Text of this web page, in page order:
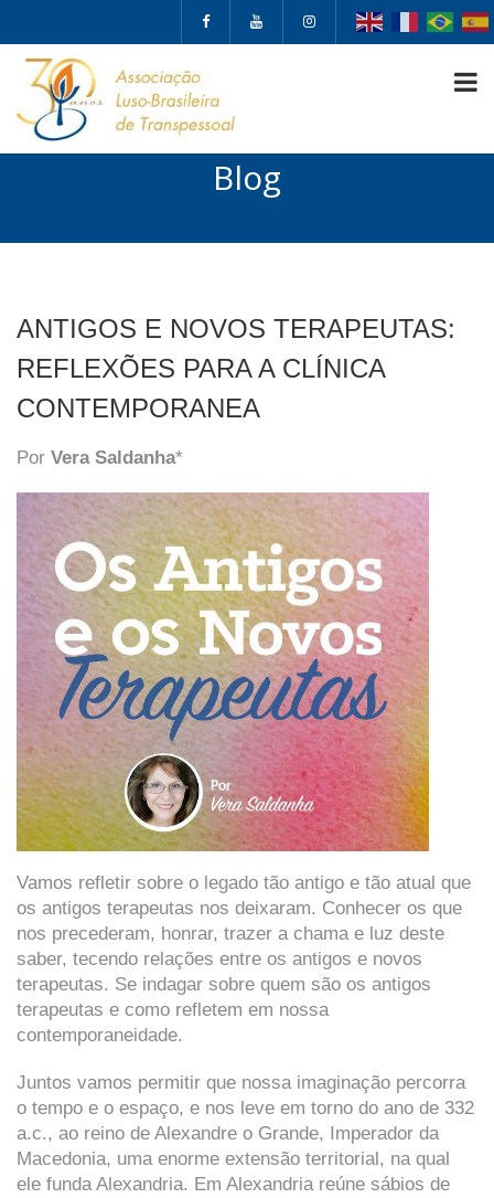
Blog
ANTIGOS E NOVOS TERAPEUTAS:
REFLEXÕES PARA A CLÍNICA
CONTEMPORANEA
Por Vera Saldanha*
Vamos refletir sobre o legado tão antigo e tão atual que
os antigos terapeutas nos deixaram. Conhecer os que
nos precederam, honrar, trazer a chama e luz deste
saber, tecendo relações entre os antigos e novos
terapeutas. Se indagar sobre quem são os antigos
terapeutas e como refletem em nossa
contemporaneidade.
Juntos vamos permitir que nossa imaginação percorra
o tempo e o espaço, e nos leve em torno do ano de 332
a.c., ao reino de Alexandre o Grande, Imperador da
Macedonia, uma enorme extensão territorial, na qual
ele funda Alexandria. Em Alexandria reúne sábios de